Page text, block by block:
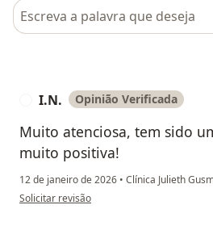
Pesquisar em opiniões
I.N. Opinião Verificada
Muito atenciosa, tem sido
muito positiva!
12 de janeiro de 2026 • Clínica Julieth
na opinião do utilizador I.N.
Solicitar revisão